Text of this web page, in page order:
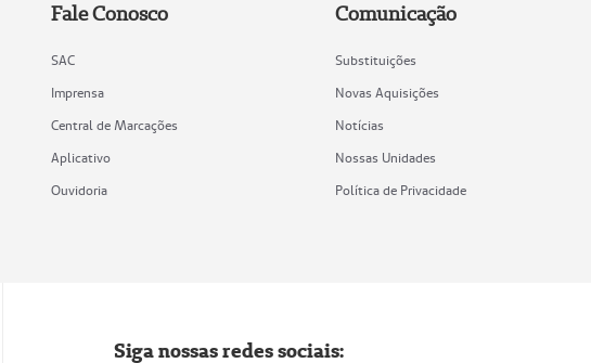
Fale Conosco
SAC
Imprensa
Central de Marcações
Aplicativo
Ouvidoria
Comunicação
Substituições
Novas Aquisições
Notícias
Nossas Unidades
Política de Privacidade
Siga nossas redes sociais: